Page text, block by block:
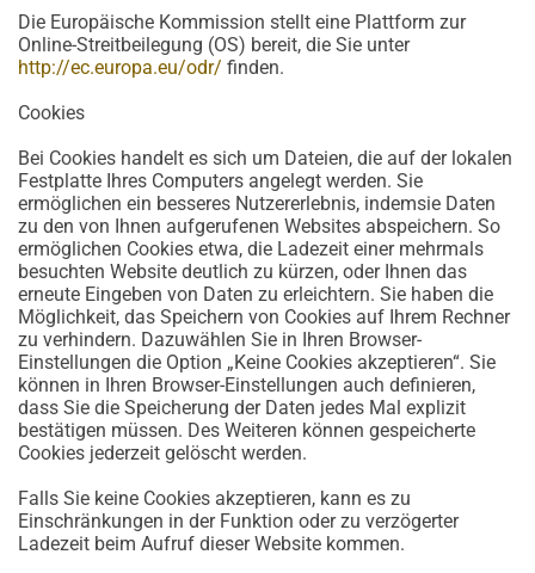
Die Europäische Kommission stellt eine Plattform zur
Online-Streitbeilegung (OS) bereit, die Sie unter
http://ec.europa.eu/odr/ finden.
Cookies
Bei Cookies handelt es sich um Dateien, die auf der lokalen
Festplatte Ihres Computers angelegt werden. Sie
ermöglichen ein besseres Nutzererlebnis, indemsie Daten
zu den von Ihnen aufgerufenen Websites abspeichern. So
ermöglichen Cookies etwa, die Ladezeit einer mehrmals
besuchten Website deutlich zu kürzen, oder Ihnen das
erneute Eingeben von Daten zu erleichtern. Sie haben die
Möglichkeit, das Speichern von Cookies auf Ihrem Rechner
zu verhindern. Dazuwählen Sie in Ihren Browser-
Einstellungen die Option „Keine Cookies akzeptieren“. Sie
können in Ihren Browser-Einstellungen auch definieren,
dass Sie die Speicherung der Daten jedes Mal explizit
bestätigen müssen. Des Weiteren können gespeicherte
Cookies jederzeit gelöscht werden.
Falls Sie keine Cookies akzeptieren, kann es zu
Einschränkungen in der Funktion oder zu verzögerter
Ladezeit beim Aufruf dieser Website kommen.